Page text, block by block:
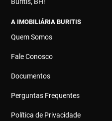
A IMOBILIÁRIA BURITIS
Quem Somos
Fale Conosco
Documentos
Perguntas Frequentes
Política de Privacidade